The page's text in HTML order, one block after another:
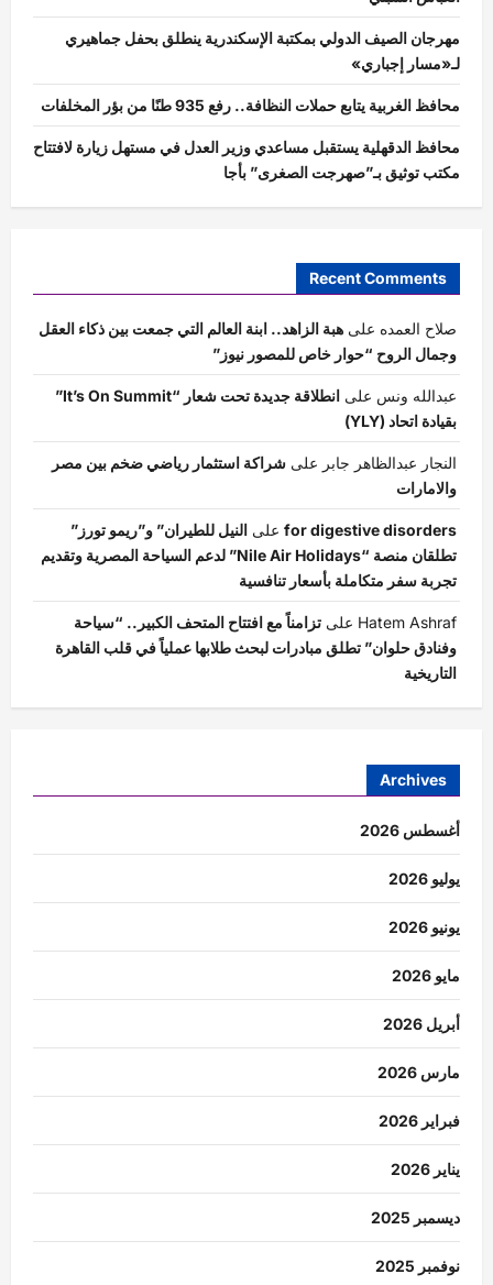
مهرجان الصيف الدولي بمكتبة الإسكندرية ينطلق بحفل جماهيري
لـ«مسار إجباري»
محافظ الغربية يتابع حملات النظافة.. رفع 935 طنًا من بؤر المخلفات
محافظ الدقهلية يستقبل مساعدي وزير العدل في مستهل زيارة لافتتاح
مكتب توثيق بـ”صهرجت الصغرى” بأجا
Recent Comments
صلاح العمده على هبة الزاهد.. ابنة العالم التي جمعت بين ذكاء العقل
وجمال الروح “حوار خاص للمصور نيوز”
عبدالله ونس على
انطلاقة جديدة تحت شعار “It’s On Summit”
بقيادة اتحاد (YLY)
النجار عبدالظاهر جابر على شراكة استثمار رياضي ضخم بين مصر
والامارات
for digestive disorders على النيل للطيران” و”ريمو تورز”
تطلقان منصة “Nile Air Holidays” لدعم السياحة المصرية وتقديم
تجربة سفر متكاملة بأسعار تنافسية
Hatem Ashraf على تزامناً مع افتتاح المتحف الكبير.. “سياحة
وفنادق حلوان” تطلق مبادرات لبحث طلابها عملياً في قلب القاهرة
التاريخية
Archives
أغسطس 2026
يوليو 2026
يونيو 2026
مايو 2026
أبريل 2026
مارس 2026
فبراير 2026
يناير 2026
ديسمبر 2025
نوفمبر 2025